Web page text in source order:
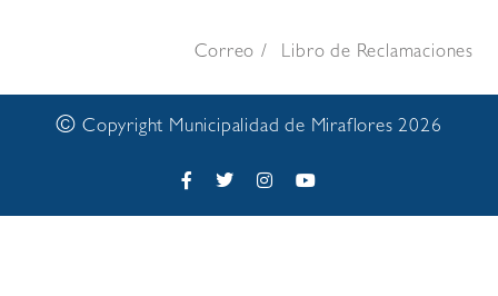
Correo Libro de Reclamaciones
© Copyright Municipalidad de Miraflores 2026